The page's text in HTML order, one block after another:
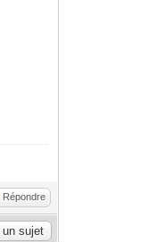
Répondre